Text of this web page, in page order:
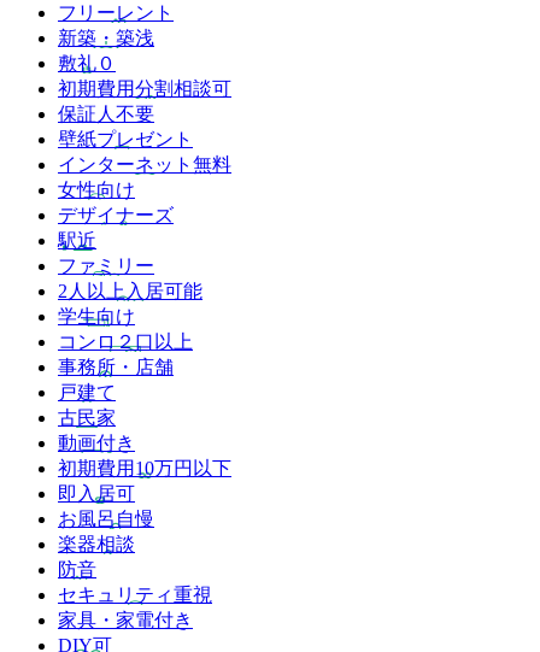
フリーレント
新築・築浅
敷礼０
初期費用分割相談可
保証人不要
壁紙プレゼント
インターネット無料
女性向け
デザイナーズ
駅近
ファミリー
2人以上入居可能
学生向け
コンロ２口以上
事務所・店舗
戸建て
古民家
動画付き
初期費用10万円以下
即入居可
お風呂自慢
楽器相談
防音
セキュリティ重視
家具・家電付き
DIY可